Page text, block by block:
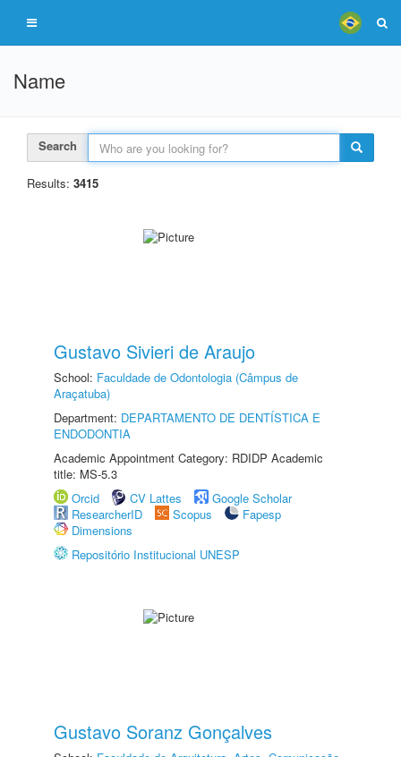
Name
Search
Results: 3415
Gustavo Sivieri de Araujo
School: Faculdade de Odontologia (Câmpus de
Araçatuba)
Department: DEPARTAMENTO DE DENTÍSTICA E
ENDODONTIA
Academic Appointment Category: RDIDP Academic
title: MS-5.3
Orcid
CV Lattes
Google Scholar
ResearcherID
Scopus
Fapesp
Dimensions
Repositório Institucional UNESP
Gustavo Soranz Gonçalves